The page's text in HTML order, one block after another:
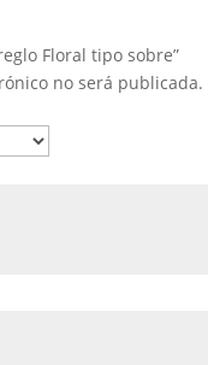
Floral tipo sobre”
no será publicada.